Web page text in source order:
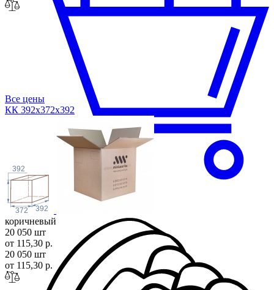
Все цены
КК 392х372х392
372
392
392
коричневый
20 050 шт
от 115,30 р.
20 050 шт
от 115,30 р.